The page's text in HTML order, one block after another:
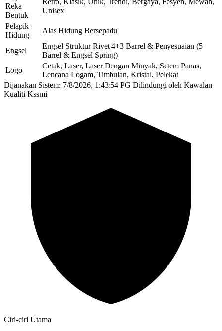
Reka
Bentuk
Unisex
Pelapik
Hidung
Alas Hidung Bersepadu
Engsel
Engsel Struktur Rivet 4+3 Barrel & Penyesuaian (5
Barrel & Engsel Spring)
Logo
Cetak, Laser, Laser Dengan Minyak, Setem Panas,
Lencana Logam, Timbulan, Kristal, Pelekat
Dijanakan Sistem: 7/8/2026, 1:43:54 PG Dilindungi oleh Kawalan
Kualiti Kssmi
Ciri-ciri Utama